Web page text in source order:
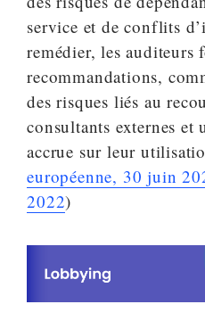
service et de conflits
remédier, les auditeurs
recommandations,
des risques liés au
consultants externes et
accrue sur leur
européenne, 30 juin
2022)